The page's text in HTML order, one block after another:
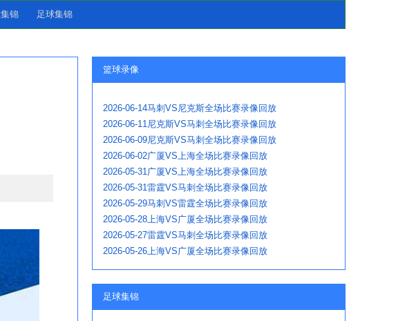
锦 足球集锦
篮球录像
2026-06-14马刺VS尼克斯全场比赛录像回放
2026-06-11尼克斯VS马刺全场比赛录像回放
2026-06-09尼克斯VS马刺全场比赛录像回放
2026-06-02广厦VS上海全场比赛录像回放
2026-05-31广厦VS上海全场比赛录像回放
2026-05-31雷霆VS马刺全场比赛录像回放
2026-05-29马刺VS雷霆全场比赛录像回放
2026-05-28上海VS广厦全场比赛录像回放
2026-05-27雷霆VS马刺全场比赛录像回放
2026-05-26上海VS广厦全场比赛录像回放
足球集锦